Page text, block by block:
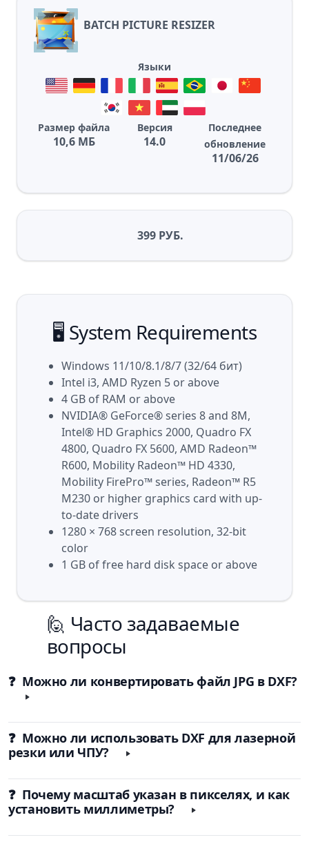
BATCH PICTURE RESIZER
Языки
Размер файла
10,6 МБ
Версия
14.0
Последнее
обновление
11/06/26
399 РУБ.
🖥️ System Requirements
Windows 11/10/8.1/8/7 (32/64 бит)
Intel i3, AMD Ryzen 5 or above
4 GB of RAM or above
NVIDIA® GeForce® series 8 and 8M,
Intel® HD Graphics 2000, Quadro FX
4800, Quadro FX 5600, AMD Radeon™
R600, Mobility Radeon™ HD 4330,
Mobility FirePro™ series, Radeon™ R5
M230 or higher graphics card with up-
to-date drivers
1280 × 768 screen resolution, 32-bit
color
1 GB of free hard disk space or above
🙋 Часто задаваемые
вопросы
❓ Можно ли конвертировать файл JPG в DXF?
❓ Можно ли использовать DXF для лазерной
резки или ЧПУ?
❓ Почему масштаб указан в пикселях, и как
установить миллиметры?